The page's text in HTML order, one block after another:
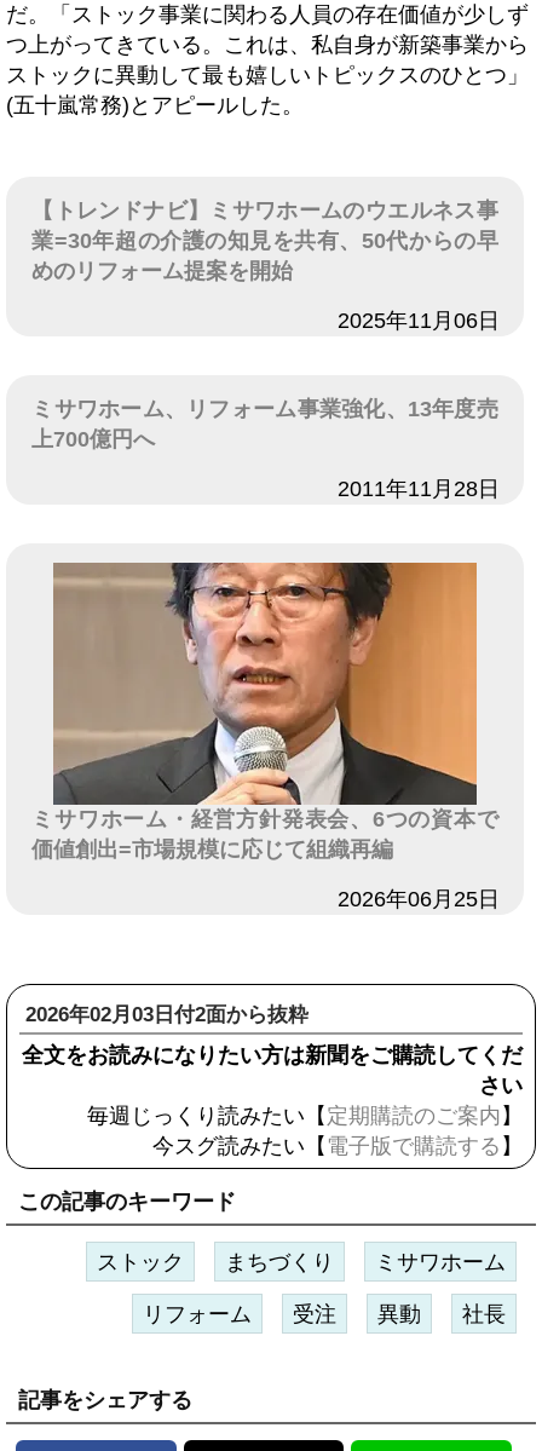
だ。「ストック事業に関わる人員の存在価値が少しず
つ上がってきている。これは、私自身が新築事業から
ストックに異動して最も嬉しいトピックスのひとつ」
(五十嵐常務)とアピールした。
【トレンドナビ】ミサワホームのウエルネス事
業=30年超の介護の知見を共有、50代からの早
めのリフォーム提案を開始
2025年11月06日
ミサワホーム、リフォーム事業強化、13年度売
上700億円へ
2011年11月28日
ミサワホーム・経営方針発表会、6つの資本で
価値創出=市場規模に応じて組織再編
2026年06月25日
2026年02月03日付2面から抜粋
全文をお読みになりたい方は新聞をご購読してくだ
さい
毎週じっくり読みたい【 定期購読のご案内 】
今スグ読みたい【 電子版で購読する 】
この記事のキーワード
ストック まちづくり ミサワホーム
リフォーム 受注 異動 社長
記事をシェアする